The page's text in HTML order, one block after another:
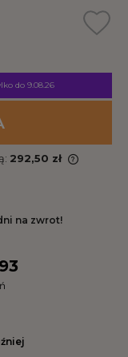
do 9.08.26
292,50 zł
na zwrot!